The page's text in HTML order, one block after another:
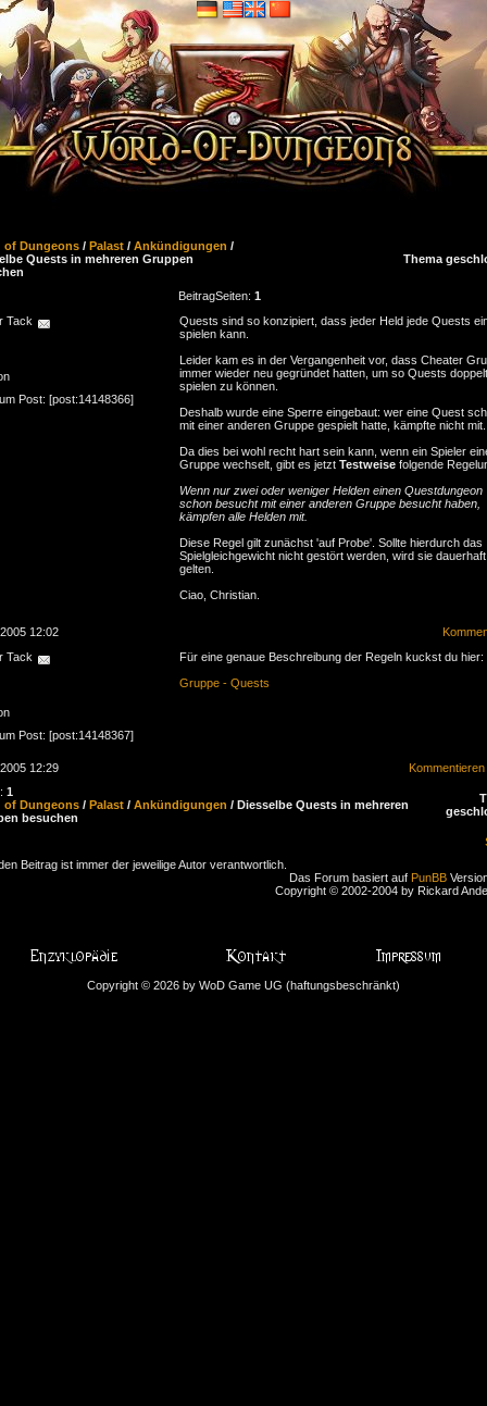
of Dungeons / Palast / Ankündigungen /
Quests in mehreren Gruppen
Thema
BeitragSeiten: 1
Tack
Post: [post:14148366]
Quests sind so konzipiert, dass jeder Held jede Quests
spielen kann.
Leider kam es in der Vergangenheit vor, dass Cheater
immer wieder neu gegründet hatten, um so Quests doppelt
spielen zu können.
Deshalb wurde eine Sperre eingebaut: wer eine Quest
mit einer anderen Gruppe gespielt hatte, kämpfte nicht mit.
Da dies bei wohl recht hart sein kann, wenn ein Spieler
Gruppe wechselt, gibt es jetzt Testweise folgende
Wenn nur zwei oder weniger Helden einen Questdungeon
schon besucht mit einer anderen Gruppe besucht haben,
kämpfen alle Helden mit.
Diese Regel gilt zunächst 'auf Probe'. Sollte hierdurch das
Spielgleichgewicht nicht gestört werden, wird sie dauerhaft
gelten.
Ciao, Christian.
12:02
Tack
Post: [post:14148367]
Für eine genaue Beschreibung der Regeln kuckst du hier:
Gruppe - Quests
12:29
Kommentieren
1
of Dungeons / Palast / Ankündigungen / Diesselbe Quests in mehreren
besuchen
Beitrag ist immer der jeweilige Autor verantwortlich.
Das Forum basiert auf PunBB
Copyright © 2002-2004 by Rickard
Copyright © 2026 by WoD Game UG (haftungsbeschränkt)